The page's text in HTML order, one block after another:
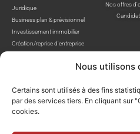
Nous utilisons
Certains sont utilisés à des fins
par des services tiers. En cliquant sur
cookies.
Juridique
Business plan & prévisionnel
Investissement immobilier
Création/reprise d'entreprise
Nos offres
POLE SUD, TOUS DROITS
Politique de confidentialitéMentions